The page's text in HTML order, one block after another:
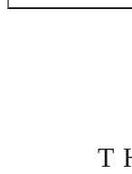
bấm mở.